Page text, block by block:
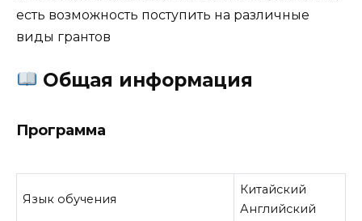
есть возможность поступить на различные
виды грантов
Общая информация
Программа
Язык обучения
Китайский
Английский